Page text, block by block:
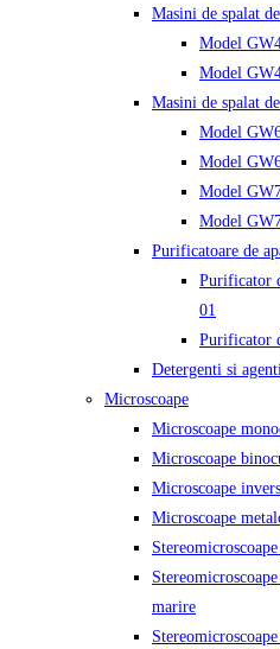
Masini de spalat
Model
Model
Masini de spalat
Model
Model
Model
Model
Purificatoare de
Purificator
01
Purificator
Detergenti si
Microscoape
Microscoape
Microscoape
Microscoape
Microscoape
marire